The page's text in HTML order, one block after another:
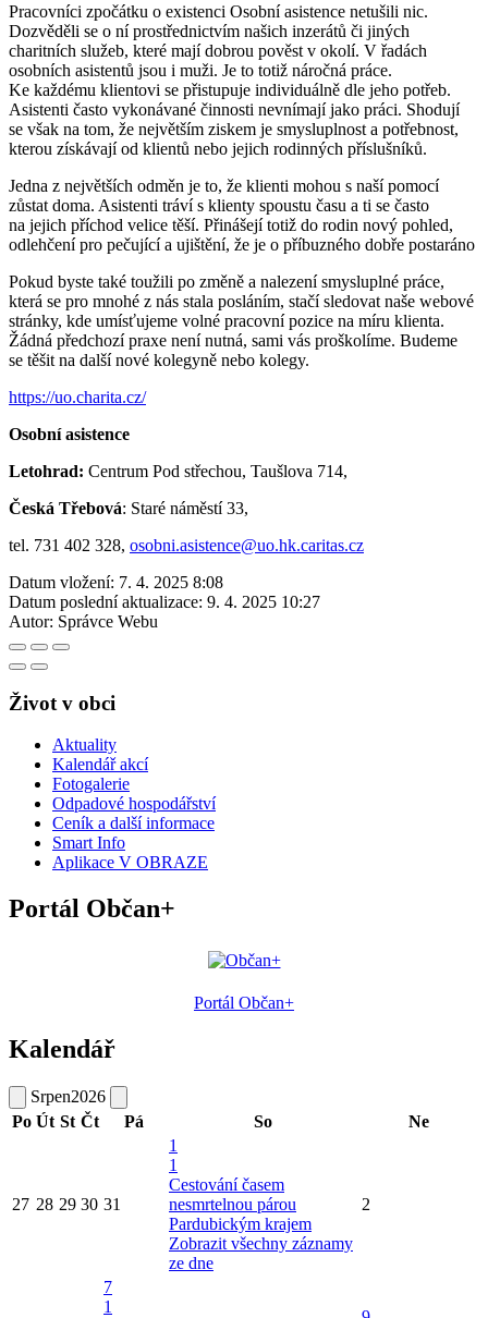
Pracovníci zpočátku o existenci Osobní asistence netušili nic.
Dozvěděli se o ní prostřednictvím našich inzerátů či jiných
charitních služeb, které mají dobrou pověst v okolí. V řadách
osobních asistentů jsou i muži. Je to totiž náročná práce.
Ke každému klientovi se přistupuje individuálně dle jeho potřeb.
Asistenti často vykonávané činnosti nevnímají jako práci. Shodují
se však na tom, že největším ziskem je smysluplnost a potřebnost,
kterou získávají od klientů nebo jejich rodinných příslušníků.
Jedna z největších odměn je to, že klienti mohou s naší pomocí
zůstat doma. Asistenti tráví s klienty spoustu času a ti se často
na jejich příchod velice těší. Přinášejí totiž do rodin nový pohled,
odlehčení pro pečující a ujištění, že je o příbuzného dobře postaráno
Pokud byste také toužili po změně a nalezení smysluplné práce,
která se pro mnohé z nás stala posláním, stačí sledovat naše webové
stránky, kde umísťujeme volné pracovní pozice na míru klienta.
Žádná předchozí praxe není nutná, sami vás proškolíme. Budeme
se těšit na další nové kolegyně nebo kolegy.
https://uo.charita.cz/
Osobní asistence
Letohrad: Centrum Pod střechou, Taušlova 714,
Česká Třebová: Staré náměstí 33,
tel. 731 402 328, osobni.asistence@uo.hk.caritas.cz
Datum vložení: 7. 4. 2025 8:08
Datum poslední aktualizace: 9. 4. 2025 10:27
Autor: Správce Webu
Život v obci
Aktuality
Kalendář akcí
Fotogalerie
Odpadové hospodářství
Ceník a další informace
Smart Info
Aplikace V OBRAZE
Portál Občan+
Portál Občan+
Kalendář
Srpen2026
Po Út St Čt Pá So Ne
27 28 29 30 31
1
1
Cestování časem
nesmrtelnou párou
Pardubickým krajem
Zobrazit všechny záznamy
ze dne
2
7
1